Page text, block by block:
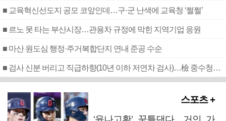
■ 교육혁신선도지 공모 코앞인데…구·군 난색에 교육청 ‘쩔쩔’
■ 르노 못 타는 부산시장…관용차 규정에 막힌 지역기업 응원
■ 마산 원도심 행정·주거복합단지 연내 준공 수순
■ 검사 신분 버리고 직급하향(10년 이하 저연차 검사)…檢 중수청행 기피
스포츠 +